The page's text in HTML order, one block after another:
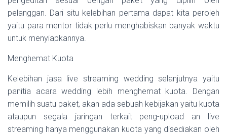
pelanggan. Dari situ kelebihan pertama dapat kita peroleh
yaitu para mentor tidak perlu menghabiskan banyak waktu
untuk menyiapkannya.
Menghemat Kuota
Kelebihan jasa live streaming wedding selanjutnya yaitu
panitia acara wedding lebih menghemat kuota. Dengan
memilih suatu paket, akan ada sebuah kebijakan yaitu kuota
ataupun segala jaringan terkait peng-upload an live
streaming hanya menggunakan kuota yang disediakan oleh